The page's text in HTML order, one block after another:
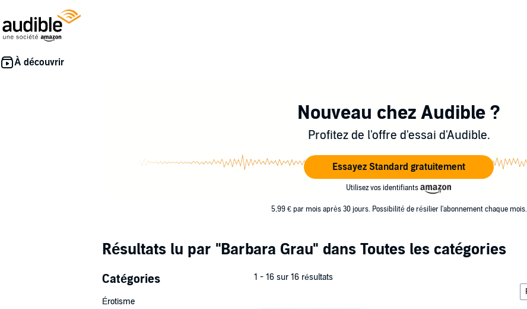
Nouveau chez Audible ?
Profitez de l'offre d'essai d'Audible.
Essayez Standard gratuitement
Utilisez vos identifiants
5,99 € par mois après 30 jours. Possibilité de résilier l'abonnement chaque mois.
Résultats lu par "Barbara Grau" dans Toutes les catégories
Catégories
Érotisme
1 - 16 sur 16 résultats